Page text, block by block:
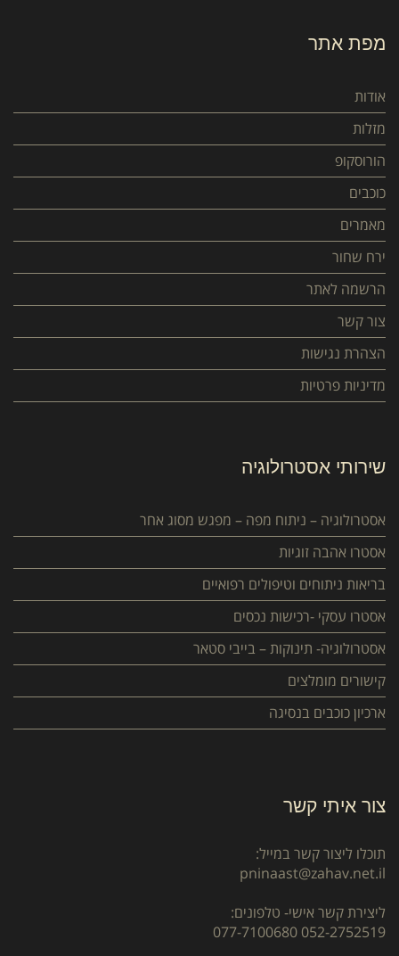
מפת אתר
אודות
מזלות
הורוסקופ
כוכבים
מאמרים
ירח שחור
הרשמה לאתר
צור קשר
הצהרת נגישות
מדיניות פרטיות
שירותי אסטרולוגיה
אסטרולוגיה – ניתוח מפה – מפגש מסוג אחר
אסטרו אהבה זוגיות
בריאות ניתוחים וטיפולים רפואיים
אסטרו עסקי -רכישות נכסים
אסטרולוגיה- תינוקות – בייבי סטאר
קישורים מומלצים
ארכיון כוכבים בנסיגה
צור איתי קשר
תוכלו ליצור קשר במייל:
pninaast@zahav.net.il
ליצירת קשר אישי- טלפונים:
052-2752519
077-7100680